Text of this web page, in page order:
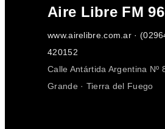
Aire Libre FM
www.airelibre.com.ar ·
420152
Calle Antártida Argentina Nº
Grande · Tierra del Fuego